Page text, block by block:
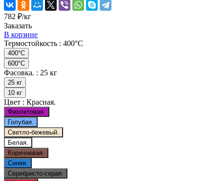
782 ₽/кг
Заказать
В корзине
Термостойкость : 400°C
400°C
600°C
Фасовка. : 25 кг
25 кг
10 кг
Цвет : Красная.
Фиолетовая.
Голубая.
Светло-бежевый.
Белая.
Коричневая.
Синяя.
Серебристо-серая.